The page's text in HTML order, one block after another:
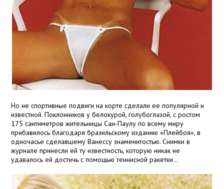
Но не спортивные подвиги на корте сделали ее популярной и
известной. Поклонников у белокурой, голубоглазой, с ростом
175 сантиметров жительницы Сан-Паулу по всему миру
прибавилось благодаря бразильскому изданию «Плейбоя», в
одночасье сделавшему Ванессу знаменитостью. Снимки в
журнале принесли ей ту известность, которую никак не
удавалось ей достичь с помощью теннисной ракетки…